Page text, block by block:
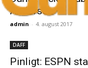
Andersen
admin - 4. august 2017
DAFF
Pinligt: ESPN